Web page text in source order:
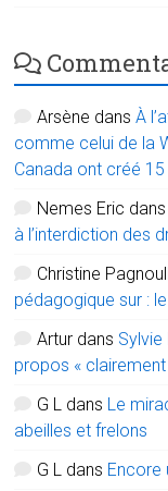
Arsène dansÀ
comme celui de la
Canada ont créé
Nemes Eric dans
à l’interdiction des
Christine
pédagogique sur :
Artur dans
propos «
G L dans Le
abeilles et frelons
G L dans Encore